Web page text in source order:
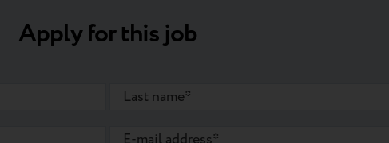
Apply for this job